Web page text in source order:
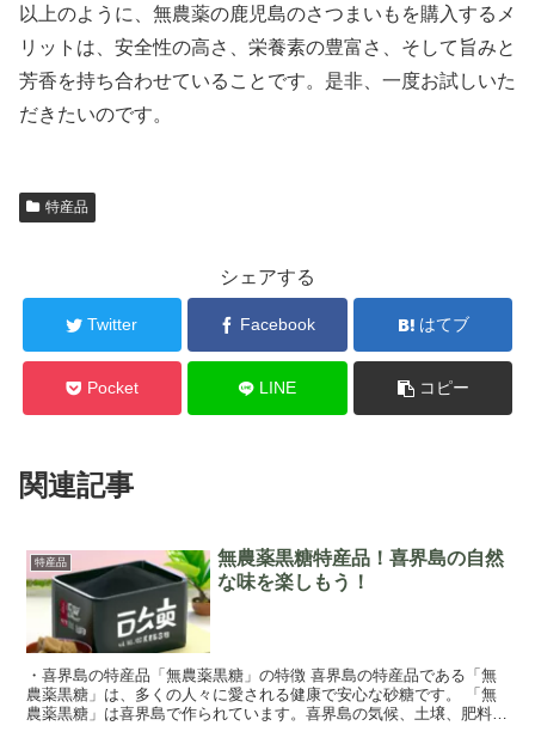
以上のように、無農薬の鹿児島のさつまいもを購入するメ
リットは、安全性の高さ、栄養素の豊富さ、そして旨みと
芳香を持ち合わせていることです。是非、一度お試しいた
だきたいのです。
特産品
シェアする
Twitter Facebook はてブ
Pocket LINE コピー
関連記事
特産品
無農薬黒糖特産品！喜界島の自然
な味を楽しもう！
・喜界島の特産品「無農薬黒糖」の特徴 喜界島の特産品である「無
農薬黒糖」は、多くの人々に愛される健康で安心な砂糖です。 「無
農薬黒糖」は喜界島で作られています。喜界島の気候、土壌、肥料等